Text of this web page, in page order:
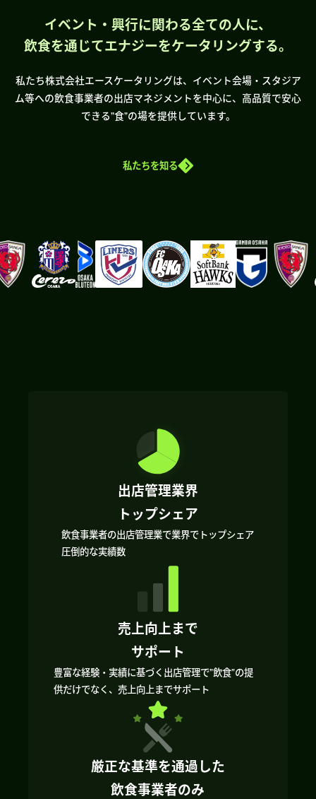
イベント・興行に関わる全ての人に、
飲食を通じてエナジーをケータリングする。
私たち株式会社エースケータリングは、イベント会場・スタジア
ム等への飲食事業者の出店マネジメントを中心に、高品質で安心
できる”食”の場を提供しています。
私たちを知る
出店管理業界
トップシェア
飲食事業者の出店管理業で業界でトップシェア
圧倒的な実績数
売上向上まで
サポート
豊富な経験・実績に基づく出店管理で”飲食”の提
供だけでなく、売上向上までサポート
厳正な基準を通過した
飲食事業者のみ